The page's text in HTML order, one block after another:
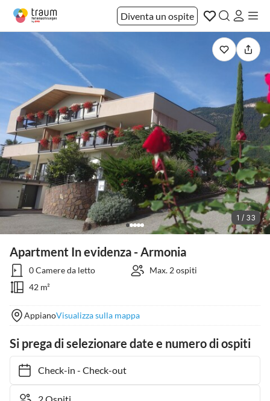
Diventa un ospite
1 / 33
Apartment In evidenza - Armonia
0 Camere da letto
Max. 2 ospiti
42 m²
AppianoVisualizza sulla mappa
Si prega di selezionare date e numero di ospiti
Check-in- Check-out